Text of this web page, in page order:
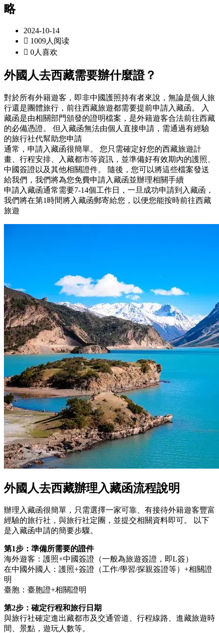
略
2024-10-14
 1009人阅读
 0人喜欢
外國人去西藏需要辦什麼證？
對於所有外籍遊客，即非中國護照持有者來說，無論是個人旅
行還是團體旅行，前往西藏旅遊都需要提前申請入藏函。 入
藏函是由相關部門頒發的證明檔案，是外籍遊客合法前往西藏
的必備憑證。 但入藏函無法由個人直接申請，需通過有經驗
的旅行社代幫助您申請
通常，申請入藏函很簡單。 您只需確定好您的西藏旅遊計
畫、行程安排、入藏都市等資訊，並準備好有效期內的護照、
中國簽證以及其他相關證件。 隨後，您可以將這些檔案發送
給我們，我們將為您免費申請入藏函並辦理相關手續
申請入藏函通常需要7-14個工作日，一旦成功申請到入藏函，
我們將在第1時間將入藏函郵寄給您，以便您能按時前往西藏
旅遊
外國人去西藏辦理入藏函流程說明
辦理入藏函很簡單，只需選擇一家可靠、有接待外籍遊客豐富
經驗的旅行社，與旅行社定團，並提交相關資料即可。 以下
是入藏函申請的簡要步驟。
第1步：準備所需要的證件
海外遊客：護照+中國簽證（一般為旅遊簽證，即L簽）
在中國外國人：護照+簽證（工作/學習/探親簽證等）+相關證
明
臺胞：臺胞證+相關證明
第2步：確定行程和旅行日期
與旅行社確定進出藏都市及交通管道、行程線路、進藏旅遊時
間、景點，遊玩人數等。